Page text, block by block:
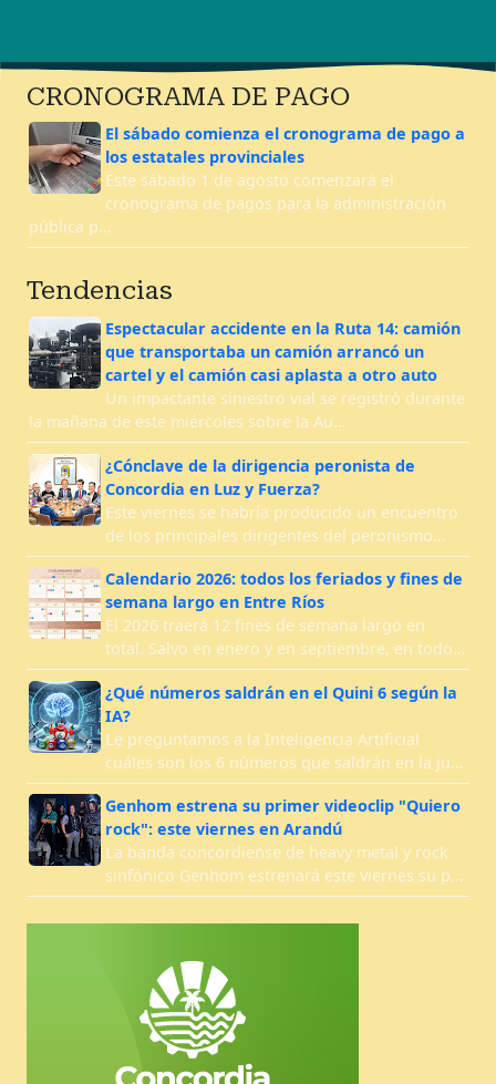
CRONOGRAMA DE PAGO
El sábado comienza el cronograma de pago a
los estatales provinciales
Este sábado 1 de agosto comenzará el
cronograma de pagos para la administración
pública p…
Tendencias
Espectacular accidente en la Ruta 14: camión
que transportaba un camión arrancó un
cartel y el camión casi aplasta a otro auto
Un impactante siniestro vial se registró durante
la mañana de este miércoles sobre la Au…
¿Cónclave de la dirigencia peronista de
Concordia en Luz y Fuerza?
Este viernes se habría producido un encuentro
de los principales dirigentes del peronismo…
Calendario 2026: todos los feriados y fines de
semana largo en Entre Ríos
El 2026 traerá 12 fines de semana largo en
total. Salvo en enero y en septiembre, en todo…
¿Qué números saldrán en el Quini 6 según la
IA?
Le preguntamos a la Inteligencia Artificial
cuáles son los 6 números que saldrán en la ju…
Genhom estrena su primer videoclip "Quiero
rock": este viernes en Arandú
La banda concordiense de heavy metal y rock
sinfónico Genhom estrenará este viernes su p…